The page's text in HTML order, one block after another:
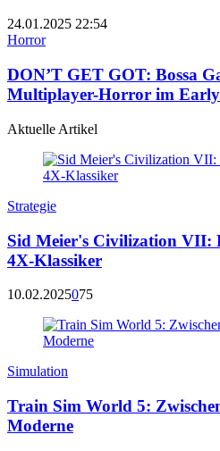
24.01.2025 22:54
Horror
DON’T GET GOT: Bossa
Multiplayer-Horror im Early
Aktuelle Artikel
Strategie
Sid Meier's Civilization VII:
4X-Klassiker
10.02.2025075
Simulation
Train Sim World 5:
Moderne